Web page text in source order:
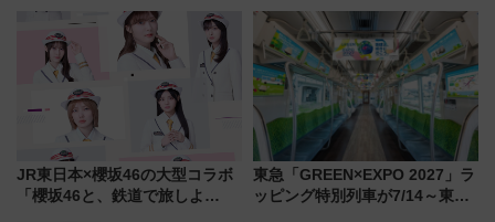
混雑に要注意、その理由は
ZOO」開催情報
JR東日本×櫻坂46の大型コラボ
「櫻坂46と、鉄道で旅しよ
東急「GREEN×EXPO 2027」ラ
ッピング特別列車が7/14～東